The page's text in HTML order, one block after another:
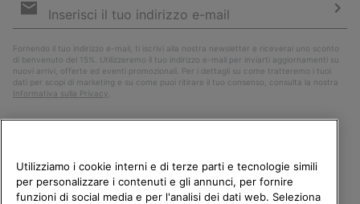
e-
Fornendo il tuo indirizzo e-mail, ti iscrivi alla nostra newsletter e riceverai uno sconto
di benvenuto del 15%. Utilizzeremo il tuo indirizzo e-mail per inviarti aggiornamenti su
nuovi arrivi, offerte ed eventi promozionali. Per i dettagli su come tratteremo i tuoi
dati per scopi di marketing e su come puoi ritirare il tuo consenso, consulta la nostra
Informativa sulla Privacy
Utilizziamo i cookie interni e di terze parti e tecnologie simili
per personalizzare i contenuti e gli annunci, per fornire
funzioni di social media e per l'analisi dei dati web. Seleziona